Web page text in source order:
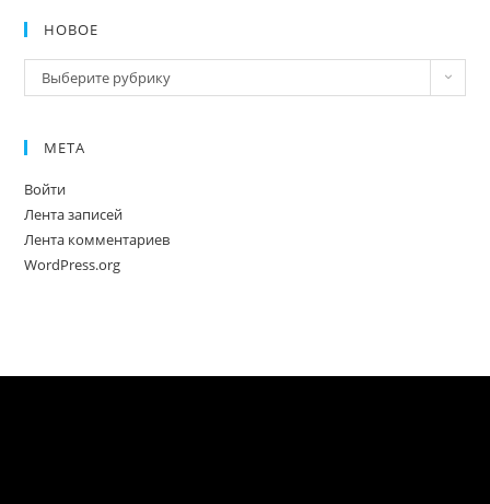
НОВОЕ
Новое
Выберите рубрику
МЕТА
Войти
Лента записей
Лента комментариев
WordPress.org